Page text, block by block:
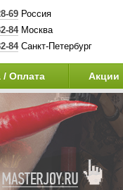
69Россия
84Москва
84 Санкт-Петербург
/ Оплата Акции